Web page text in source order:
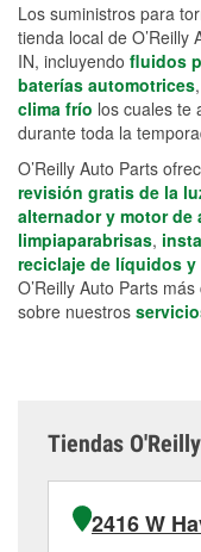
Los suministros para
tienda local de O’Reilly
IN, incluyendo fluidos
baterías automotrices,
clima frío los cuales te
durante toda la
O’Reilly Auto Parts
revisión gratis de la
alternador y motor de
limpiaparabrisas,
reciclaje de líquidos y
O’Reilly Auto Parts
sobre nuestros
Tiendas
2416 W